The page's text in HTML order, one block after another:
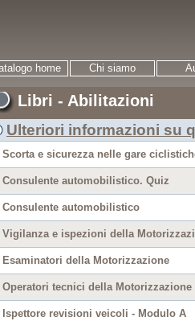
home Chi siamo
Libri - Abilitazioni
Ulteriori informazioni su
Scorta e sicurezza nelle gare
Consulente automobilistico. Quiz
Consulente automobilistico
Vigilanza e ispezioni della
Esaminatori della Motorizzazione
Operatori tecnici della Motorizzazione
Ispettore revisioni veicoli - Modulo A